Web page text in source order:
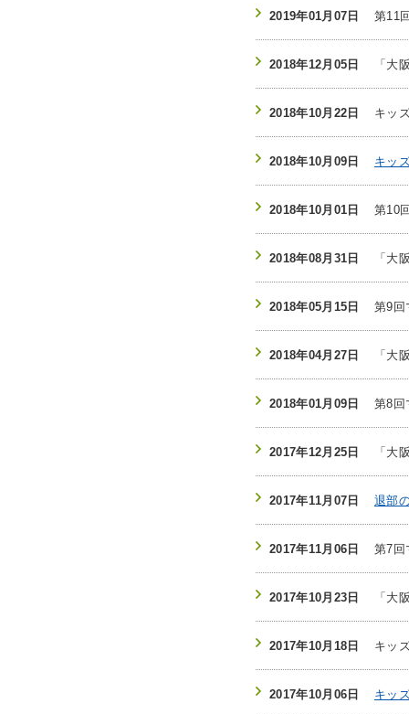
2019年01月07日 第11
2018年12月05日 「大
2018年10月22日 キッ
2018年10月09日 キッ
2018年10月01日 第10
2018年08月31日 「大
2018年05月15日 第9回
2018年04月27日 「大
2018年01月09日 第8回
2017年12月25日 「大
2017年11月07日 退部
2017年11月06日 第7回
2017年10月23日 「大
2017年10月18日 キッ
2017年10月06日 キッ